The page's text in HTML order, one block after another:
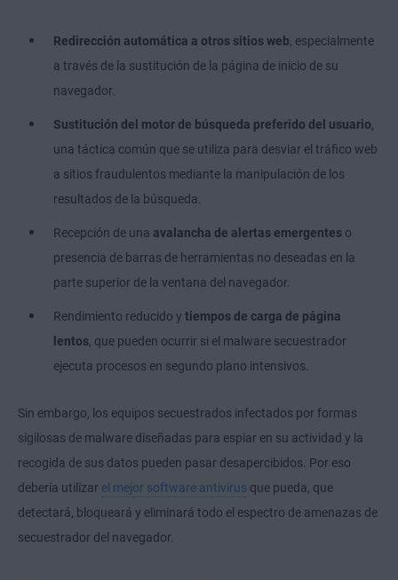
Redirección automática a otros sitios web, especialmente
a través de la sustitución de la página de inicio de su
navegador.
Sustitución del motor de búsqueda preferido del usuario,
una táctica común que se utiliza para desviar el tráfico web
a sitios fraudulentos mediante la manipulación de los
resultados de la búsqueda.
Recepción de una avalancha de alertas emergentes o
presencia de barras de herramientas no deseadas en la
parte superior de la ventana del navegador.
Rendimiento reducido y tiempos de carga de página
lentos, que pueden ocurrir si el malware secuestrador
ejecuta procesos en segundo plano intensivos.
Sin embargo, los equipos secuestrados infectados por formas
sigilosas de malware diseñadas para espiar en su actividad y la
recogida de sus datos pueden pasar desapercibidos. Por eso
debería utilizar el mejor software antivirus que pueda, que
detectará, bloqueará y eliminará todo el espectro de amenazas de
secuestrador del navegador.